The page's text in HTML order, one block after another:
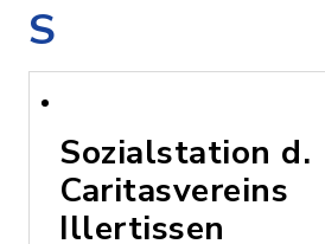
S
Sozialstation d.
Caritasvereins
Illertissen